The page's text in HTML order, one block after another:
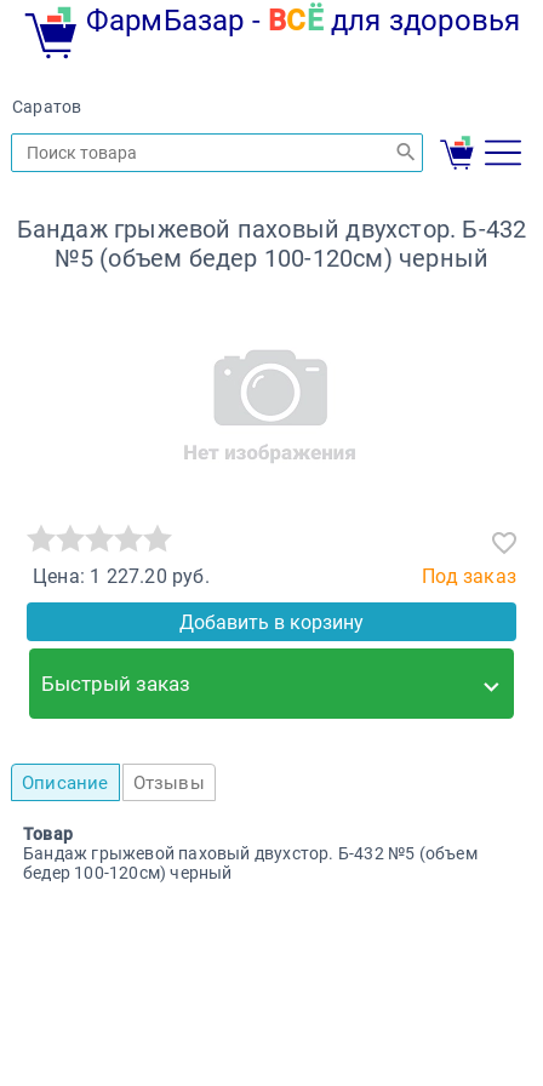
ФармБазар - ВС Ёдля здоровья
Саратов
Бандаж грыжевой паховый двухстор. Б-432
№5 (объем бедер 100-120см) черный
Цена: 1 227.20 руб.
Под заказ
Добавить в корзину
Быстрый заказ
Описание Отзывы
Товар
Бандаж грыжевой паховый двухстор. Б-432 №5 (объем
бедер 100-120см) черный